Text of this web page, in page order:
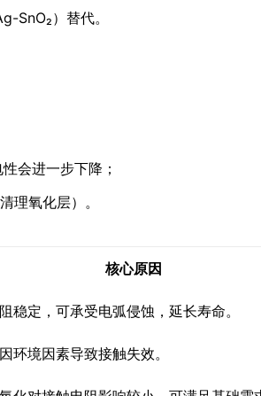
SnO₂）替代。
会进一步下降；
理氧化层）。
核心原因
稳定，可承受电弧侵蚀，延长寿命。
环境因素导致接触失效。